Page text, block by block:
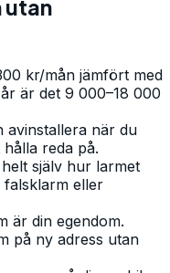
utan
kr/mån jämfört med
är det 9 000–18 000
avinstallera när du
reda på.
själv hur larmet
eller
är din egendom.
på ny adress utan